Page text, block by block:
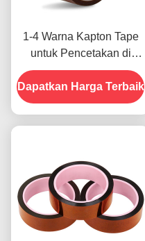
1-4 Warna Kapton Tape
untuk Pencetakan di
Bagian Depan
Dapatkan Harga Terbaik